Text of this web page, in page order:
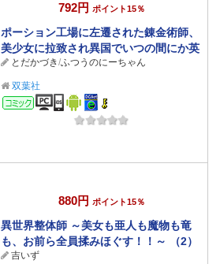
792円 ポイント15％
ポーション工場に左遷された錬金術師、
美少女に拉致され異国でいつの間にか英
雄になる（コミック） ： 6
とだかづき/ふつうのにーちゃん
双葉社
コミック
880円 ポイント15％
異世界整体師 ～美女も亜人も魔物も竜
も、お前ら全員揉みほぐす！！～ （2）
【かきおろし漫画付】
吉いず